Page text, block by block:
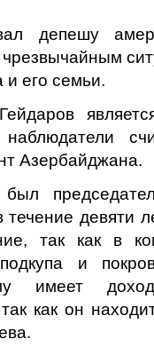
депешу
его семьи.
наблюдатели
Азербайджана.
девяти
так как в
и
имеет
как он